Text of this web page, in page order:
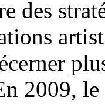
des
2009,